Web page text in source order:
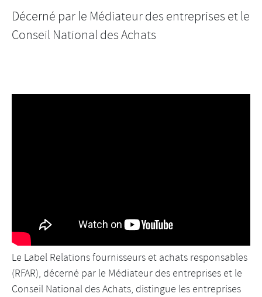
Décerné par le Médiateur des entreprises et le
Conseil National des Achats
Le Label Relations fournisseurs et achats responsables
(RFAR), décerné par le Médiateur des entreprises et le
Conseil National des Achats, distingue les entreprises